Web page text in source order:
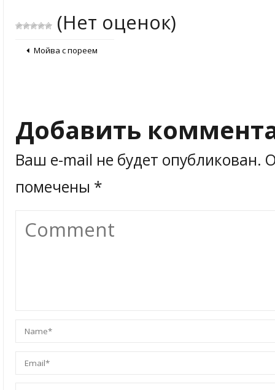
(Нет оценок)
Мойва с пореем
Добавить
Ваш e-mail не будет опубликован.
помечены *